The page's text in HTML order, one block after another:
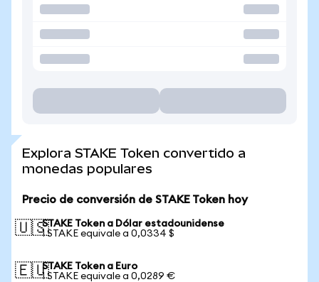
Explora STAKE Token convertido a
monedas populares
Precio de conversión de STAKE Token hoy
🇺🇸STAKE Token a Dólar estadounidense
1 STAKE equivale a 0,0334 $
🇪🇺STAKE Token a Euro
1 STAKE equivale a 0,0289 €